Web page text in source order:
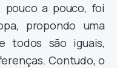
pouco a pouco, foi
propondo uma
todos são iguais,
Contudo, o